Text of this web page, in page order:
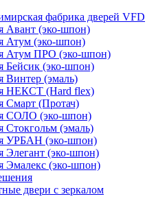
фабрика дверей VFD
Авант (эко-шпон)
Атум (эко-шпон)
Атум ПРО (эко-шпон)
Бейсик (эко-шпон)
Винтер (эмаль)
НЕКСТ (Hard flex)
Смарт (Протач)
СОЛО (эко-шпон)
Стокгольм (эмаль)
УРБАН (эко-шпон)
Элегант (эко-шпон)
Эмалекс (эко-шпон)
двери c зеркалом